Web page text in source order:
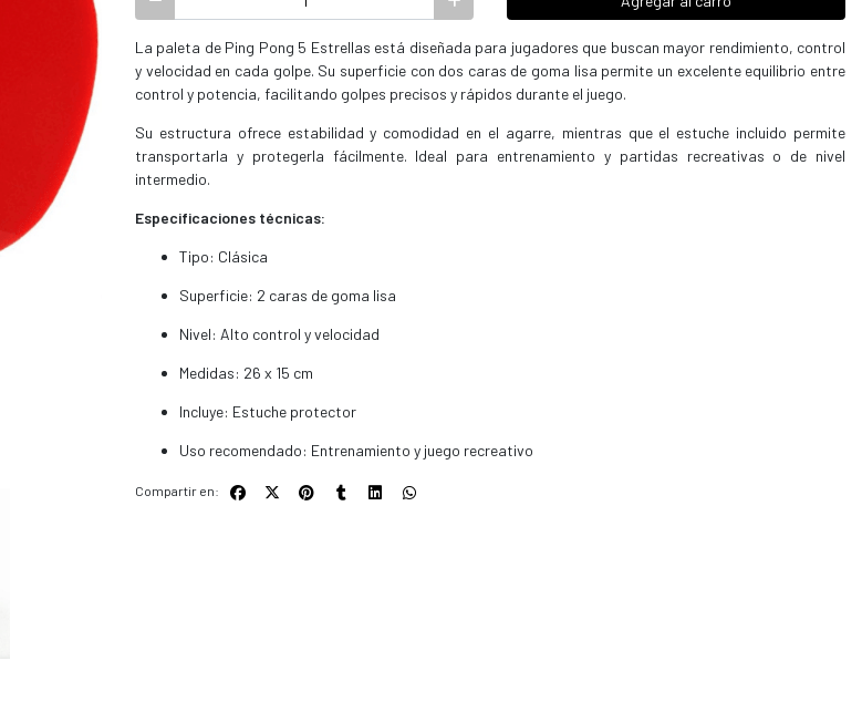
La paleta de Ping Pong 5 Estrellas está diseñada para jugadores que buscan mayor rendimiento, control
y velocidad en cada golpe. Su superficie con dos caras de goma lisa permite un excelente equilibrio entre
control y potencia, facilitando golpes precisos y rápidos durante el juego.
Su estructura ofrece estabilidad y comodidad en el agarre, mientras que el estuche incluido permite
transportarla y protegerla fácilmente. Ideal para entrenamiento y partidas recreativas o de nivel
intermedio.
Especificaciones técnicas:
Tipo: Clásica
Superficie: 2 caras de goma lisa
Nivel: Alto control y velocidad
Medidas: 26 x 15 cm
Incluye: Estuche protector
Uso recomendado: Entrenamiento y juego recreativo
Compartir en: